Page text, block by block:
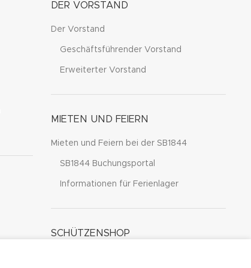
DER VORSTAND
Der Vorstand
Geschäftsführender Vorstand
Erweiterter Vorstand
MIETEN UND FEIERN
Mieten und Feiern bei der SB1844
SB1844 Buchungsportal
Informationen für Ferienlager
SCHÜTZENSHOP